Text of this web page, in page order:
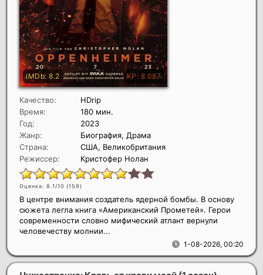
Качество:
HDrip
Время:
180 мин.
Год:
2023
Жанр:
Биография, Драма
Страна:
США, Великобритания
Режиссер:
Кристофер Нолан
Оценка: 8.1/10 (159)
1-08-2026, 00:20
В центре внимания создатель ядерной бомбы. В основу
сюжета легла книга «Американский Прометей». Герои
современности словно мифический атлант вернули
человечеству молнии...